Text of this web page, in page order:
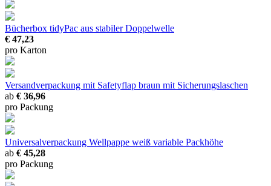
Bücherbox tidyPac aus stabiler Doppelwelle
€ 47,23
pro Karton
Versandverpackung mit Safetyflap braun mit Sicherungslaschen
ab € 36,96
pro Packung
Universalverpackung Wellpappe weiß variable Packhöhe
ab € 45,28
pro Packung